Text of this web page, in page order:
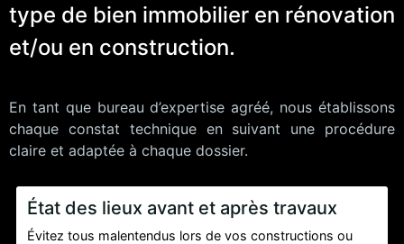
type de bien immobilier en rénovation
et/ou en construction.
En tant que bureau d’expertise agréé, nous établissons
chaque constat technique en suivant une procédure
claire et adaptée à chaque dossier.
État des lieux avant et après travaux
Évitez tous malentendus lors de vos constructions ou